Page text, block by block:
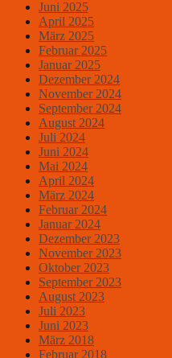
Juni 2025
April 2025
März 2025
Februar 2025
Januar 2025
Dezember 2024
November 2024
September 2024
August 2024
Juli 2024
Juni 2024
Mai 2024
April 2024
März 2024
Februar 2024
Januar 2024
Dezember 2023
November 2023
Oktober 2023
September 2023
August 2023
Juli 2023
Juni 2023
März 2018
Februar 2018